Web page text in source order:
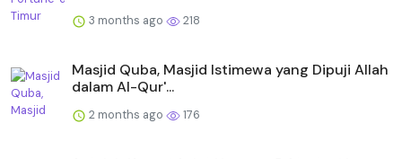
3 months ago 218
Masjid Quba, Masjid Istimewa yang Dipuji Allah
dalam Al-Qur'...
2 months ago 176